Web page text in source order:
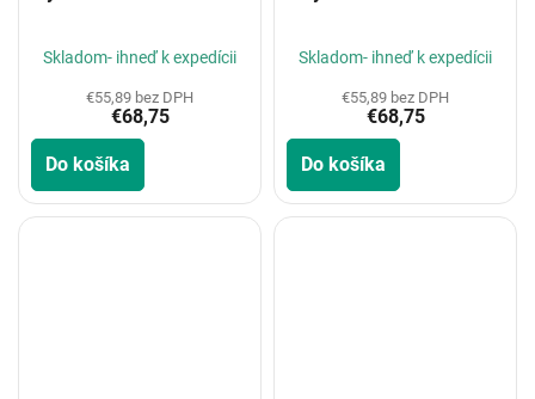
Skladom- ihneď k expedícii
€55,89 bez DPH
€68,75
Do košíka
Skladom- ihneď k expedícii
€55,89 bez DPH
€68,75
Do košíka